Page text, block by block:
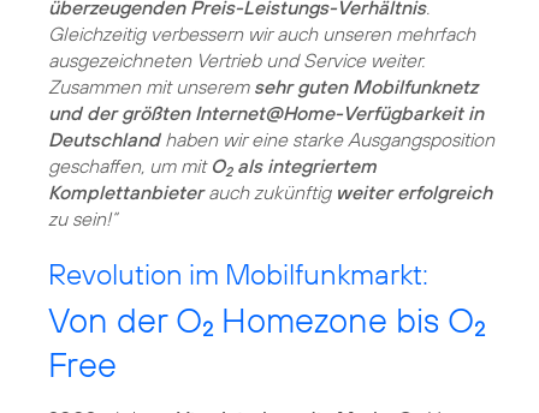
überzeugenden Preis-Leistungs-Verhältnis.
Gleichzeitig verbessern wir auch unseren mehrfach
ausgezeichneten Vertrieb und Service weiter.
Zusammen mit unserem sehr guten Mobilfunknetz
und der größten Internet@Home-Verfügbarkeit in
Deutschlandhaben wir eine starke Ausgangsposition
geschaffen, um mit O2als integriertem
Komplettanbieterauch zukünftig weiter erfolgreich
zu sein!“
Revolution im Mobilfunkmarkt:
Von der O2 Homezone bis O2
Free